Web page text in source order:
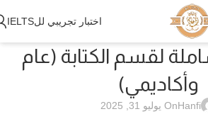
اختبار تجريبي للIELTS
لقسم الكتابة (عام
وأكاديمي)
HanfiOn يوليو 31, 2025